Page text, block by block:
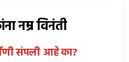
नम्र विनंती
संपली आहेका?